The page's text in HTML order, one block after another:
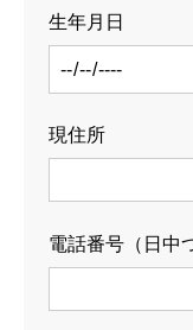
生年月日
現住所
電話番号（日中